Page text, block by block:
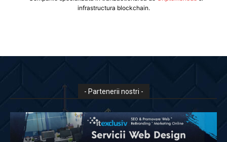
infrastructura blockchain.
- Partenerii nostri -